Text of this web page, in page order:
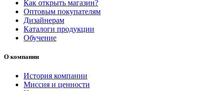
Как открыть магазин?
Оптовым покупателям
Дизайнерам
Каталоги продукции
Обучение
О компании
История компании
Миссия и ценности